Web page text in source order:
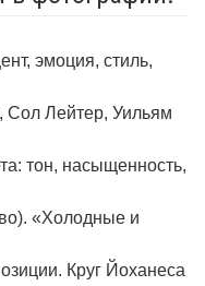
эмоция, стиль,
Сол Лейтер, Уильям
тон, насыщенность,
«Холодные и
Круг Йоханеса